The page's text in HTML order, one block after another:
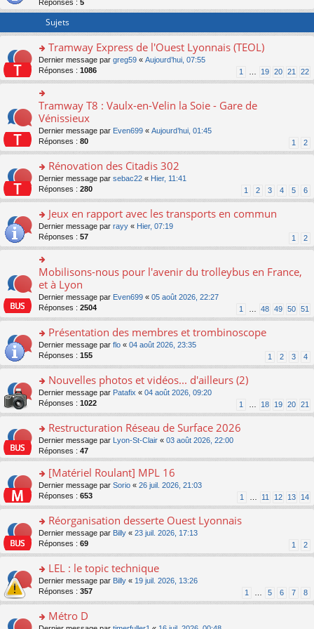
er
s
s
a
g
e
n
o
n
lu
le
pl
u
s
ré
c
nt
Réponses : 5
Sujets
o
n
s
ult
er
le
m
e
s
s
a
g
e
n
lu
le
pl
u
s
ré
c
e
nt
Tramway Express de l'Ouest Lyonnais (TEOL)
Dernier message par greg59 « Aujourd’hui, 07:55
Réponses : 1086 1 19 20 21 22
o
n
ult
er
le
m
e
s
s
a
g
e
n
o
n
lu
le
pl
u
c
e
nt
Tramway T8 : Vaulx-en-Velin la Soie - Gare de
Vénissieux
Dernier message par Even699 « Aujourd’hui, 01:45
Réponses : 80 1 2
o
n
s
ult
er
le
m
e
s
s
a
g
e
n
lu
le
pl
u
s
ré
nt
Rénovation des Citadis 302
Dernier message par sebac22 « Hier, 11:41
Réponses : 280 1 2 3 4 5 6
o
n
s
ult
er
le
m
e
s
s
a
g
e
n
lu
le
pl
u
s
ré
c
nt
Jeux en rapport avec les transports en commun
Dernier message par rayy « Hier, 07:19
Réponses : 57 1 2
o
n
ult
er
le
m
e
s
s
a
g
e
n
o
n
lu
le
pl
u
s
ré
nt
Mobilisons-nous pour l'avenir du trolleybus en France,
et à Lyon
Dernier message par Even699 « 05 août 2026, 22:27
Réponses : 2504 1 48 49 50 51
o
n
s
ult
er
le
m
e
s
s
a
g
e
n
o
le
pl
u
s
ré
c
e
Présentation des membres et trombinoscope
Dernier message par flo « 04 août 2026, 23:35
Réponses : 155 1 2 3 4
o
n
s
ult
er
le
m
s
s
a
g
e
n
o
le
pl
u
s
ré
c
Nouvelles photos et vidéos... d'ailleurs (2)
Dernier message par Patafix « 04 août 2026, 09:20
Réponses : 1022 1 18 19 20 21
o
n
s
ult
er
le
s
s
a
g
e
n
o
le
Restructuration Réseau de Surface 2026
Dernier message par Lyon-St-Clair « 03 août 2026, 22:00
Réponses : 47
o
n
s
ult
er
le
m
e
s
s
a
g
n
[Matériel Roulant] MPL 16
Dernier message par Sorio « 26 juil. 2026, 21:03
Réponses : 653 1 11 12 13 14
o
n
s
ult
er
le
m
e
s
Réorganisation desserte Ouest Lyonnais
Dernier message par Billy « 23 juil. 2026, 17:13
Réponses : 69 1 2
o
n
s
ult
er
LEL : le topic technique
Dernier message par Billy « 19 juil. 2026, 13:26
Réponses : 357 1 5 6 7 8
Métro D